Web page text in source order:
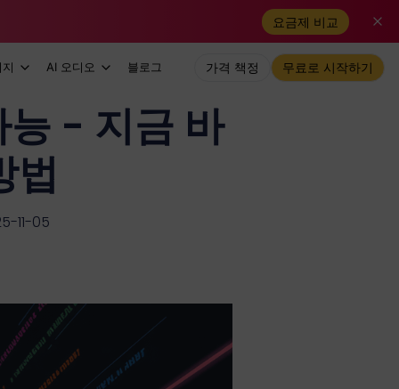
요금제 비교
AI 오디오 블로그 가격 책정 무료로 시작하기
- 지금 바
법
11-05